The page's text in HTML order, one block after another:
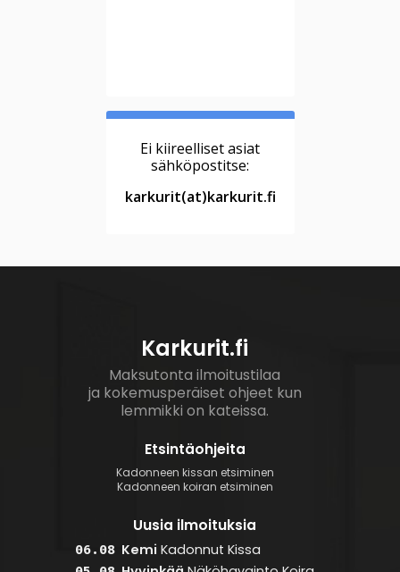
Ei kiireelliset asiat
sähköpostitse:
karkurit(at)karkurit.fi
Karkurit.fi
Maksutonta ilmoitustilaa
ja kokemusperäiset ohjeet kun
lemmikki on kateissa.
Etsintäohjeita
Kadonneen kissan etsiminen
Kadonneen koiran etsiminen
Uusia ilmoituksia
06.08 Kemi Kadonnut Kissa